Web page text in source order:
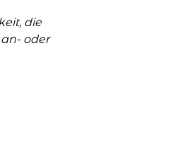
die
oder